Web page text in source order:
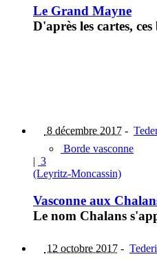
Le Grand Mayne
D'après les cartes,
8 décembre 2017 -
Borde vasconne
| 3
(Leyritz-Moncassin)
Vasconne aux
Le nom Chalans
12 octobre 2017 -